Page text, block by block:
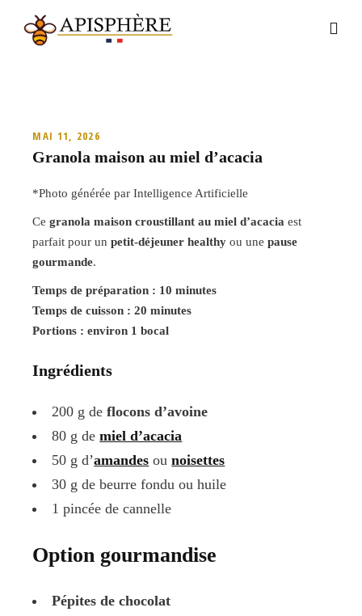
MAI 11, 2026
Granola maison au miel d’acacia
*Photo générée par Intelligence Artificielle
Cegranola maison croustillant au miel d’acacia est
parfait pour unpetit-déjeuner healthy ou unepause
gourmande.
Temps de préparation : 10 minutes
Temps de cuisson : 20 minutes
Portions : environ 1 bocal
Ingrédients
200 g de flocons d’avoine
80 g demiel d’acacia
50 g d’amandes ounoisettes
30 g de beurre fondu ou huile
1 pincée de cannelle
Option gourmandise
Pépites de chocolat